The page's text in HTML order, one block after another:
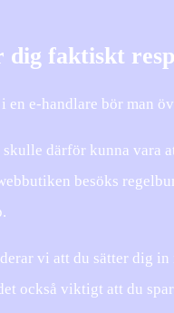
dig faktiskt
en e-handlare bör man
därför kunna vara
besöks
vi att du sätter dig
också viktigt att du